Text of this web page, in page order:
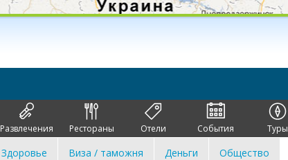
Развлечения Рестораны Отели События Туры
Здоровье Виза / таможня Деньги Общество